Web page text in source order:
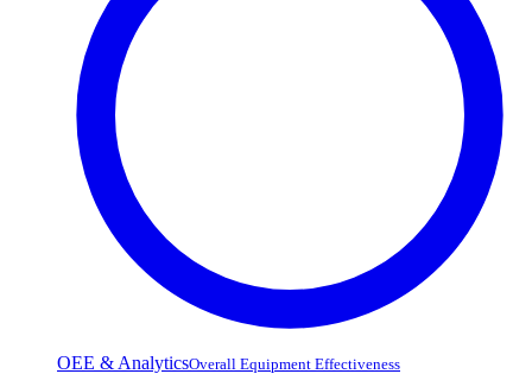
OEE & AnalyticsOverall Equipment Effectiveness